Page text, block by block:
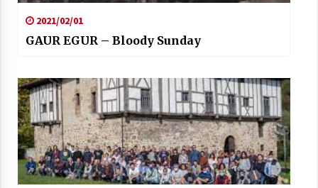
Arrosaren laburpen bideoa Hamaika
Telebistaren eskutik
2021/02/01
GAUR EGUR – Bloody Sunday